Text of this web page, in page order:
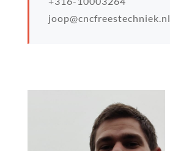
joop@cncfreestechniek.nl